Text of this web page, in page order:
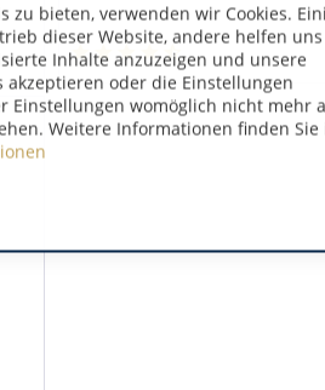
zu bieten, verwenden wir Cookies.
dieser Website, andere helfen uns
Inhalte anzuzeigen und unsere
akzeptieren oder die Einstellungen
Einstellungen womöglich nicht mehr
Weitere Informationen finden Sie